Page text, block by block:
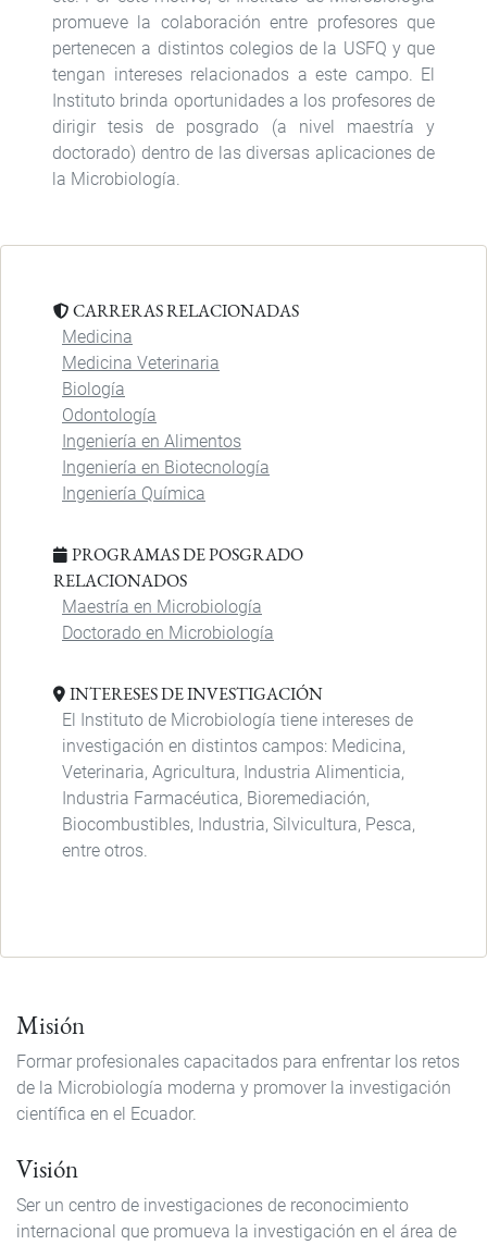
promueve la colaboración entre profesores que
pertenecen a distintos colegios de la USFQ y que
tengan intereses relacionados a este campo. El
Instituto brinda oportunidades a los profesores de
dirigir tesis de posgrado (a nivel maestría y
doctorado) dentro de las diversas aplicaciones de
la Microbiología.
CARRERAS RELACIONADAS
Medicina
Medicina Veterinaria
Biología
Odontología
Ingeniería en Alimentos
Ingeniería en Biotecnología
Ingeniería Química
PROGRAMAS DE POSGRADO
RELACIONADOS
Maestría en Microbiología
Doctorado en Microbiología
INTERESES DE INVESTIGACIÓN
El Instituto de Microbiología tiene intereses de
investigación en distintos campos: Medicina,
Veterinaria, Agricultura, Industria Alimenticia,
Industria Farmacéutica, Bioremediación,
Biocombustibles, Industria, Silvicultura, Pesca,
entre otros.
Misión
Formar profesionales capacitados para enfrentar los retos
de la Microbiología moderna y promover la investigación
científica en el Ecuador.
Visión
Ser un centro de investigaciones de reconocimiento
internacional que promueva la investigación en el área de